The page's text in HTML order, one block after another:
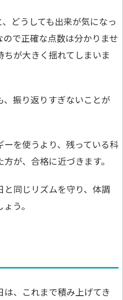
どうしても出来が気になっ
で正確な点数は分かりませ
が大きく揺れてしまいま
、振り返りすぎないことが
を使うより、残っている科
が、合格に近づきます。
同じリズムを守り、体調
う。
、これまで積み上げてき